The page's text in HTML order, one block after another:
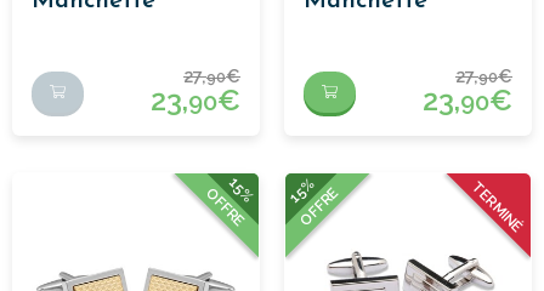
27,90€
23,90€
27,90€
23,90€
15%
OFFRE TERMINÉ
15%
OFFRE